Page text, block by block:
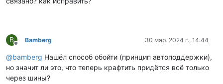
B
Не в сети
Bamberg 30 мар. 2024 г., 14:44
@bamberg Нашёл способ обойти (принцип автоподдержки),
но значит ли это, что теперь крафтить придётся всё только
через шины?